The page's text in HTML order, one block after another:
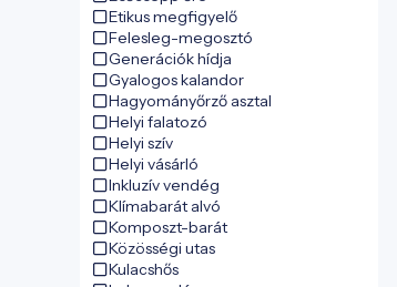
Etikus megfigyelő
Felesleg-megosztó
Generációk hídja
Gyalogos kalandor
Hagyományőrző asztal
Helyi falatozó
Helyi szív
Helyi vásárló
Inkluzív vendég
Klímabarát alvó
Komposzt-barát
Közösségi utas
Kulacshős